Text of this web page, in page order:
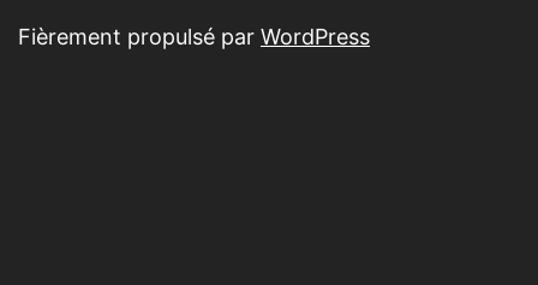
Fièrement propulsé par WordPress